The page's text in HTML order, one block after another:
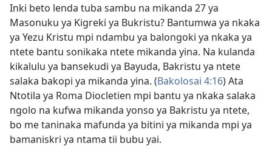
Inki beto lenda tuba sambu na mikanda 27 ya
Masonuku ya Kigreki ya Bukristu? Bantumwa ya nkaka
ya Yezu Kristu mpi ndambu ya balongoki ya nkaka ya
ntete bantu sonikaka ntete mikanda yina. Na kulanda
kikalulu ya bansekudi ya Bayuda, Bakristu ya ntete
salaka bakopi ya mikanda yina. (Bakolosai 4:16) Ata
Ntotila ya Roma Diocletien mpi bantu ya nkaka salaka
ngolo na kufwa mikanda yonso ya Bakristu ya ntete,
bo me taninaka mafunda ya bitini ya mikanda mpi ya
bamaniskri ya ntama tii bubu yai.